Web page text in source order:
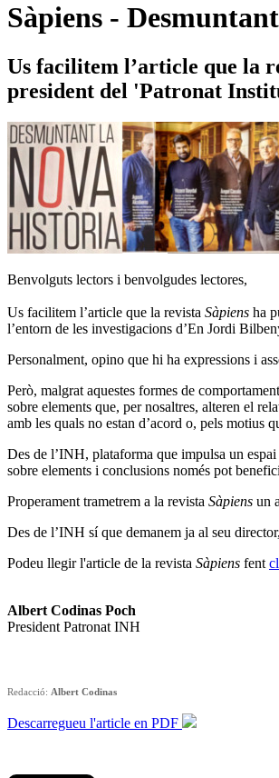
Sàpiens -
Us facilitem l’article que la
president del 'Patronat
Benvolguts lectors i benvolgudes lectores,
Us facilitem l’article que la revista Sàpiens ha
l’entorn de les investigacions d’En Jordi
Personalment, opino que hi ha expressions i
Però, malgrat aquestes formes de
sobre elements que, per nosaltres, alteren el
amb les quals no estan d’acord o, pels motius
Des de l’INH, plataforma que impulsa un
sobre elements i conclusions només pot
Properament trametrem a la revista Sàpiens un
Des de l’INH sí que demanem ja al seu
Podeu llegir l'article de la revista Sàpiens fent
Albert Codinas Poch
President Patronat INH
Redacció: Albert Codinas
Descarregueu l'article en PDF